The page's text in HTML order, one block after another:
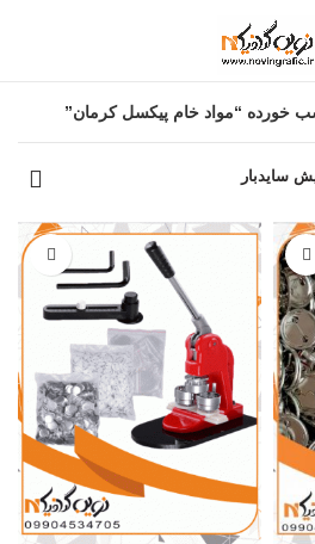
خورده “مواد خام پیکسل کرمان”
سایدبار